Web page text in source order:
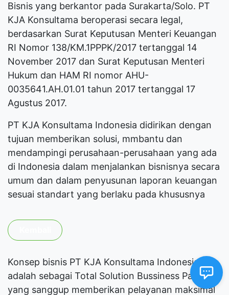
Bisnis yang berkantor pada Surakarta/Solo. PT
KJA Konsultama beroperasi secara legal,
berdasarkan Surat Keputusan Menteri Keuangan
RI Nomor 138/KM.1PPPK/2017 tertanggal 14
November 2017 dan Surat Keputusan Menteri
Hukum dan HAM RI nomor AHU-
0035641.AH.01.01 tahun 2017 tertanggal 17
Agustus 2017.
PT KJA Konsultama Indonesia didirikan dengan
tujuan memberikan solusi, mmbantu dan
mendampingi perusahaan-perusahaan yang ada
di Indonesia dalam menjalankan bisnisnya secara
umum dan dalam penyusunan laporan keuangan
sesuai standart yang berlaku pada khususnya
Konsep bisnis PT KJA Konsultama Indonesia
adalah sebagai Total Solution Bussiness Partner
yang sanggup memberikan pelayanan maksimal